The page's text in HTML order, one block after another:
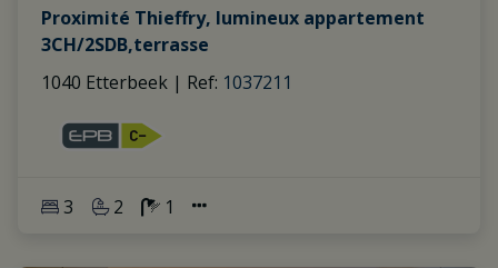
Proximité Thieffry, lumineux appartement
3CH/2SDB,terrasse
1040 Etterbeek | Ref: 1037211
3 2 1